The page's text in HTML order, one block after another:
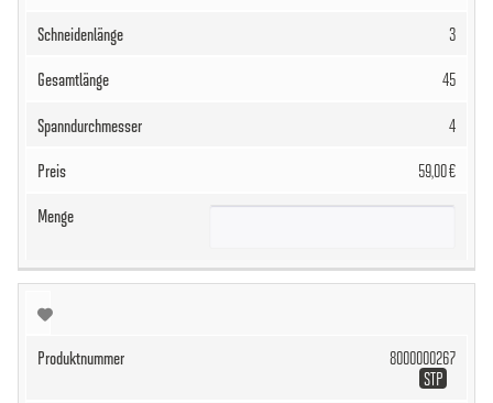
3
45
4
59,00 €
8000000267
STP